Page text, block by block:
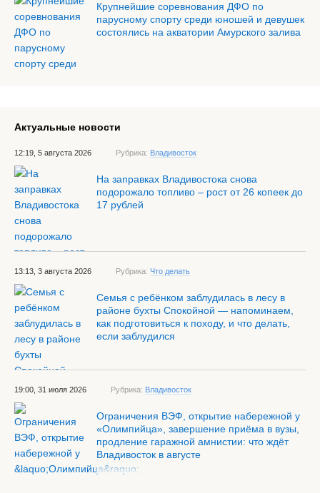
Крупнейшие соревнования ДФО по
парусному спорту среди юношей и девушек
состоялись на акватории Амурского залива
Актуальные новости
12:19, 5 августа 2026 Рубрика: Владивосток
На заправках Владивостока снова
подорожало топливо – рост от 26 копеек до
17 рублей
13:13, 3 августа 2026 Рубрика: Что делать
Семья с ребёнком заблудилась в лесу в
районе бухты Спокойной — напоминаем,
как подготовиться к походу, и что делать,
если заблудился
19:00, 31 июля 2026 Рубрика: Владивосток
Ограничения ВЭФ, открытие набережной у
«Олимпийца», завершение приёма в вузы,
продление гаражной амнистии: что ждёт
Владивосток в августе